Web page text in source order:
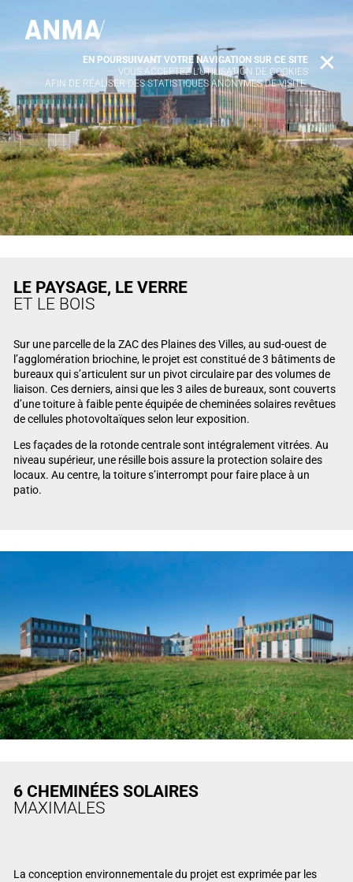
LE PAYSAGE, LE VERRE
ET LE BOIS
Sur une parcelle de la ZAC des Plaines des Villes, au sud-ouest de
l’agglomération briochine, le projet est constitué de 3 bâtiments de
bureaux qui s’articulent sur un pivot circulaire par des volumes de
liaison. Ces derniers, ainsi que les 3 ailes de bureaux, sont couverts
d’une toiture à faible pente équipée de cheminées solaires revêtues
de cellules photovoltaïques selon leur exposition.
Les façades de la rotonde centrale sont intégralement vitrées. Au
niveau supérieur, une résille bois assure la protection solaire des
locaux. Au centre, la toiture s’interrompt pour faire place à un
patio.
6 CHEMINÉES SOLAIRES
MAXIMALES
La conception environnementale du projet est exprimée par les
EN POURSUIVANT VOTRE NAVIGATION SUR CE SITE
VOUS ACCEPTEZ L’UTILISATION DE COOKIES
AFIN DE RÉALISER DES STATISTIQUES ANONYMES DE VISITE.
X